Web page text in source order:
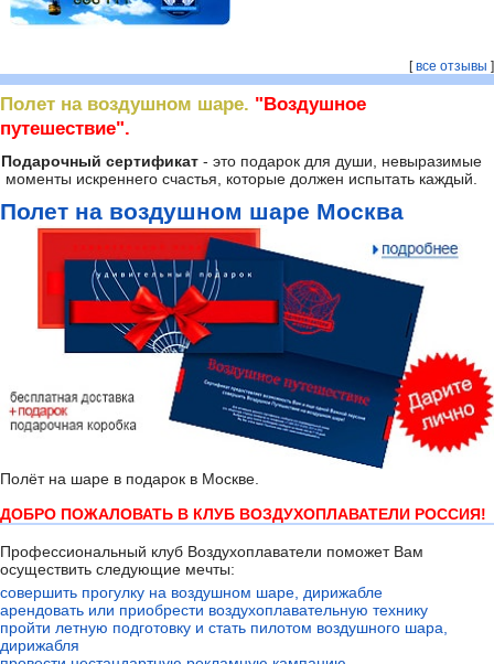
[все отзывы ]
Полет на воздушном шаре. "Воздушное
путешествие".
Подарочный сертификат - это подарок для души, невыразимые
моменты искреннего счастья, которые должен испытать каждый.
Полет на воздушном шаре Москва
Полёт на шаре в подарок в Москве.
ДОБРО ПОЖАЛОВАТЬ В КЛУБ ВОЗДУХОПЛАВАТЕЛИ РОССИЯ!
Профессиональный клуб Воздухоплаватели поможет Вам
осуществить следующие мечты:
совершить прогулку на воздушном шаре, дирижабле
арендовать или приобрести воздухоплавательную технику
пройти летную подготовку и стать пилотом воздушного шара,
дирижабля